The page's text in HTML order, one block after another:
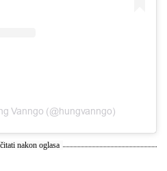
Vanngo (@hungvanngo)
nakon oglasa